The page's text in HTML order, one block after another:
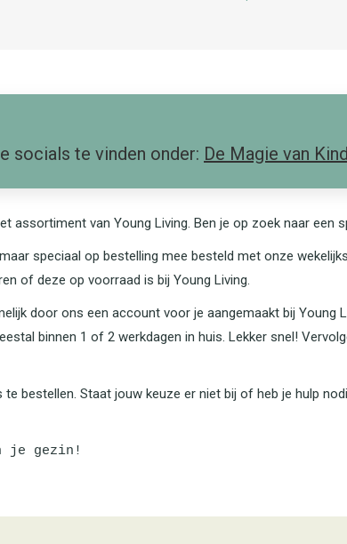
socials te vinden onder: De Magie van
assortiment van Young Living. Ben je op zoek naar
speciaal op bestelling mee besteld met onze
of deze op voorraad is bij Young Living.
door ons een account voor je aangemaakt bij
binnen 1 of 2 werkdagen in huis. Lekker snel!
bestellen. Staat jouw keuze er niet bij of heb je hulp
je gezin!